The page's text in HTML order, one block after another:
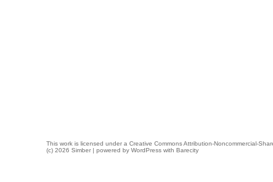
This work is licensed under a Creative Commons Attribution-Noncommercial-
(c) 2026 Simber | powered by WordPress with Barecity